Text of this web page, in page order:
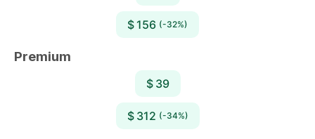
$ 156 (-32%)
Premium
$ 39
$ 312 (-34%)